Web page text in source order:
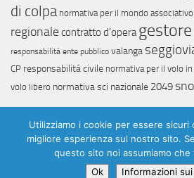
di colpa normativa per il mondo
regionalecontratto d'opera
responsabilità ente pubblico valanga
CP responsabilitá civile normativa per il volo
volo libero normativa sci nazionale 2049
2026lawtech. Tutti i
Utilizziamo i cookie per essere sicuri
migliore esperienza sul nostro sito.
questo sito noi assumiamo
Ok
Informazioni